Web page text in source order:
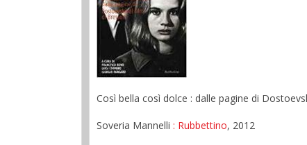
Così bella così dolce : dalle pagine di
Soveria Mannelli : Rubbettino, 2012